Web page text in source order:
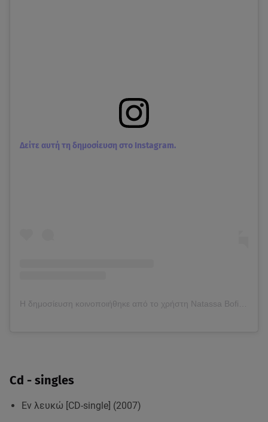
Δείτε αυτή τη δημοσίευση στο Instagram.
Cd - singles
Εν λευκώ [CD-single] (2007)